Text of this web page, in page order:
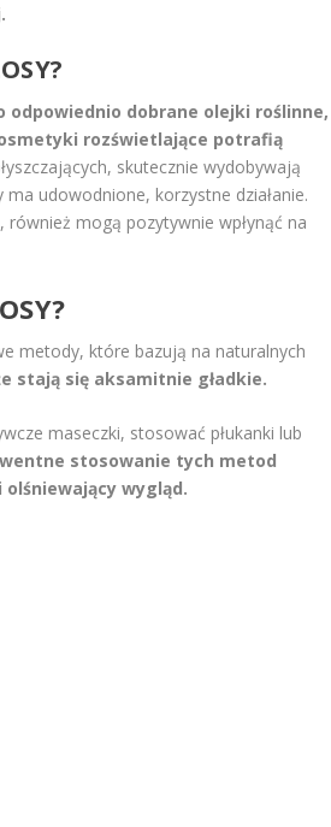
odpowiednio dobrane olejki roślinne,
rozświetlające potrafią
skutecznie wydobywają
ma udowodnione, korzystne działanie.
mogą pozytywnie wpłynąć na
metody, które bazują na naturalnych
stają się aksamitnie gładkie.
maseczki, stosować płukanki lub
stosowanie tych metod
wygląd.